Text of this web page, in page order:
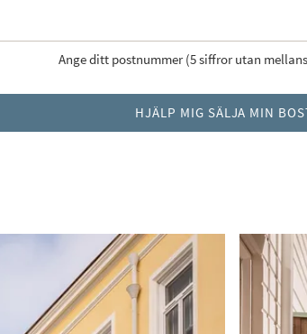
Ange ditt postnummer (5 siffror utan